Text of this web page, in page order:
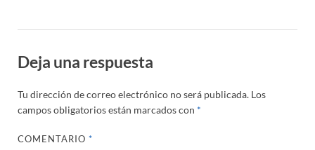
Deja una respuesta
Tu dirección de correo electrónico no será publicada. Los
campos obligatorios están marcados con *
COMENTARIO*